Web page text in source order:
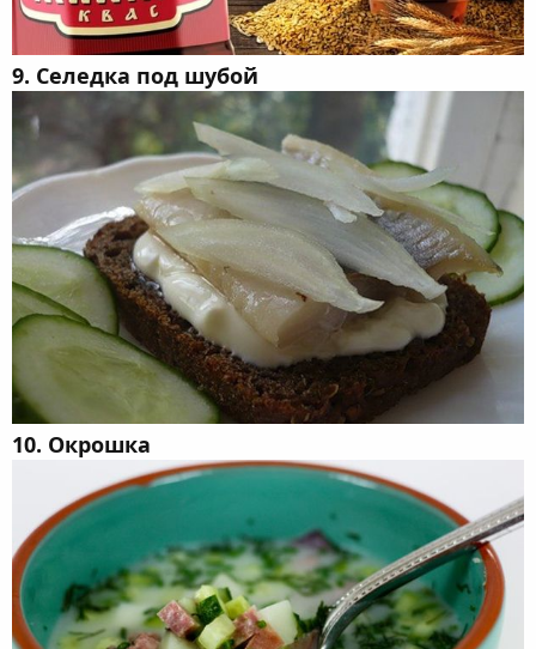
9. Селедка под шубой
10. Окрошка